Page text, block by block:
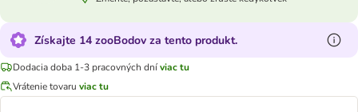
Získajte 14 zooBodov za tento produkt.
Dodacia doba 1-3 pracovných dníviac tu
Vrátenie tovaru viac tu